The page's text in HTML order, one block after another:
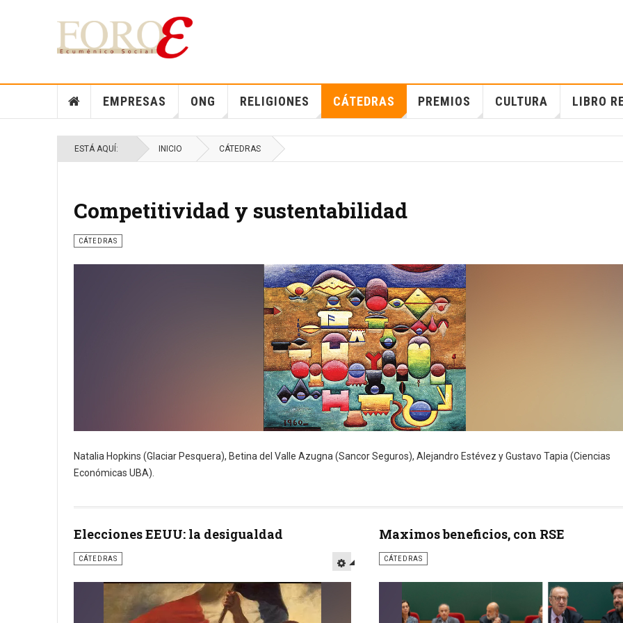
EMPRESAS ONG RELIGIONES CÁTEDRAS PREMIOS CULTURA LIBRO
ESTÁ AQUÍ: INICIO CÁTEDRAS
Competitividad y sustentabilidad
CÁTEDRAS
Natalia Hopkins (Glaciar Pesquera), Betina del Valle Azugna (Sancor Seguros), Alejandro Estévez y Gustavo Tapia (Ciencias
Económicas UBA).
Elecciones EEUU: la desigualdad
CÁTEDRAS
Maximos beneficios, con RSE
CÁTEDRAS